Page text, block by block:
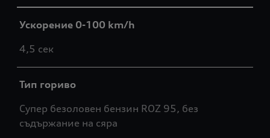
Ускорение 0-100 km/h
4,5 сек
Тип гориво
Супер безоловен бензин ROZ 95, без
съдържание на сяра